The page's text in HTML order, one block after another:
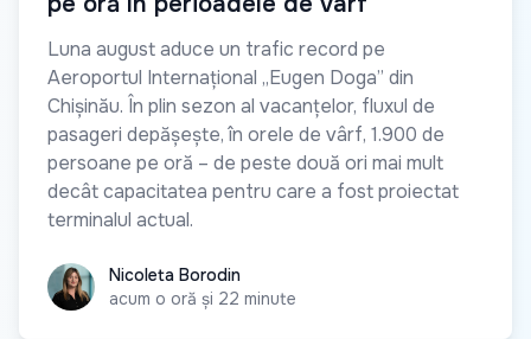
Luna august aduce un trafic record pe
Aeroportul Internațional „Eugen Doga” din
Chișinău. În plin sezon al vacanțelor, fluxul de
pasageri depășește, în orele de vârf, 1.900 de
persoane pe oră – de peste două ori mai mult
decât capacitatea pentru care a fost proiectat
terminalul actual.
Nicoleta Borodin
Nicoleta Borodin
acum o oră și 22 minute